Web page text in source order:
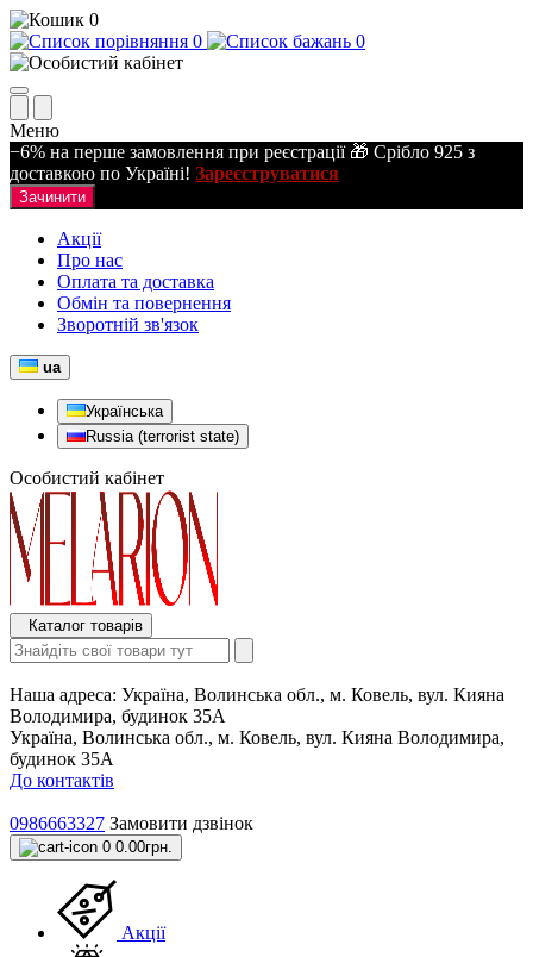
0
0
0
Меню
−6% на перше замовлення при реєстрації 🎁 Срібло 925 з
доставкою по Україні! Зареєструватися
Зачинити
Акції
Про нас
Оплата та доставка
Обмін та повернення
Зворотній зв'язок
ua
Українська
Russia (terrorist state)
Особистий кабінет
Каталог товарів
Наша адреса: Україна, Волинська обл., м. Ковель, вул. Кияна
Володимира, будинок 35А
Україна, Волинська обл., м. Ковель, вул. Кияна Володимира,
будинок 35А
До контактів
0986663327 Замовити дзвінок
0 0.00грн.
Акції